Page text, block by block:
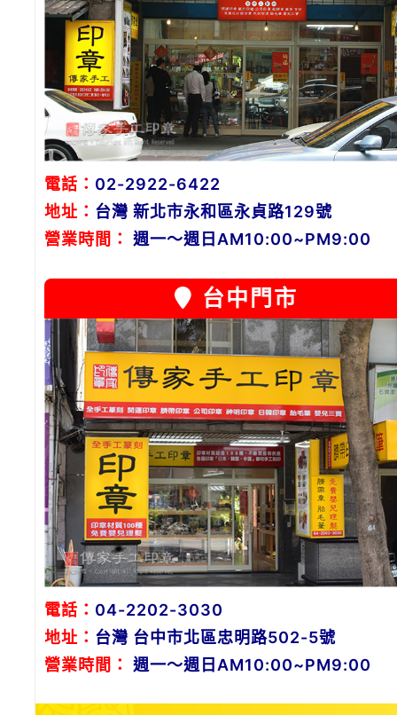
電話： 02-2922-6422
地址： 台灣 新北市永和區永貞路129號
營業時間：
週一～週日AM10:00~PM9:00
台中門市
電話： 04-2202-3030
地址： 台灣 台中市北區忠明路502-5號
營業時間：
週一～週日AM10:00~PM9:00